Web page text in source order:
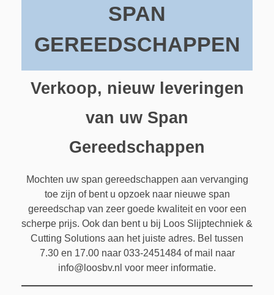
Schaafmessen
CNC Frezen
Spangereedschappen
Wisselmessen
Bovenfrezen
Zagen
Draaien
Draadsnijden
Ruimen
Ponsen
Spannen
PAPIER
Dwarssnijmessen
Kettingzagen
Planosnijmessen
Driesnijdermessen
Trimmermessen
Papierboren
Snijlatten
Vouwmachine
VOEDSEL
Granulatormessen
Cirkelzagen
Snijrotors
Schreddermessen
Snijkronen
Tegenmessen Snijkronen
TEL: 033-2451484
SPAN
GEREEDSCHAPPEN
Verkoop, nieuw leveringen
van uw Span
Gereedschappen
Mochten uw span gereedschappen aan vervanging
toe zijn of bent u opzoek naar nieuwe span
gereedschap van zeer goede kwaliteit en voor een
scherpe prijs. Ook dan bent u bij Loos Slijptechniek &
Cutting Solutions aan het juiste adres. Bel tussen
7.30 en 17.00 naar 033-2451484 of mail naar
info@loosbv.nl voor meer informatie.